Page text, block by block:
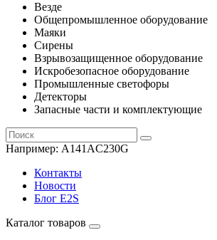
Везде
Общепромышленное оборудование
Маяки
Сирены
Взрывозащищенное оборудование
Искробезопасное оборудование
Промышленные светофоры
Детекторы
Запасные части и комплектующие
Например: A141AC230G
Контакты
Новости
Блог E2S
Каталог товаров